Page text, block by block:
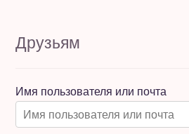
Друзьям
Имя пользователя или почта